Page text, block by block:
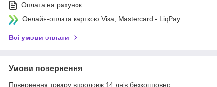
Оплата на рахунок
Онлайн-оплата карткою Visa, Mastercard - LiqPay
Всі умови оплати
Умови повернення
Повернення товару впродовж 14 днів безкоштовно